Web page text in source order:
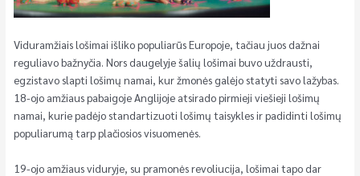
Viduramžiais lošimai išliko populiarūs Europoje, tačiau juos dažnai
reguliavo bažnyčia. Nors daugelyje šalių lošimai buvo uždrausti,
egzistavo slapti lošimų namai, kur žmonės galėjo statyti savo lažybas.
18-ojo amžiaus pabaigoje Anglijoje atsirado pirmieji viešieji lošimų
namai, kurie padėjo standartizuoti lošimų taisykles ir padidinti lošimų
populiarumą tarp plačiosios visuomenės.
19-ojo amžiaus viduryje, su pramonės revoliucija, lošimai tapo dar